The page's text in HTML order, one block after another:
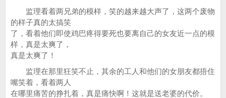
监理看着两兄弟的模样，笑的越来越大声了，这两个废物
的样子真的太搞笑
了，看着他们即使鸡巴疼得要死也要离自己的女友近一点的模
样，真是太爽了，
真是太爽了！
监理在那里狂笑不止，其余的工人和他们的女朋友都捂住
嘴笑着，看着两人
在哪里痛苦的挣扎着，真是痛快啊！这就是送老婆的代价。